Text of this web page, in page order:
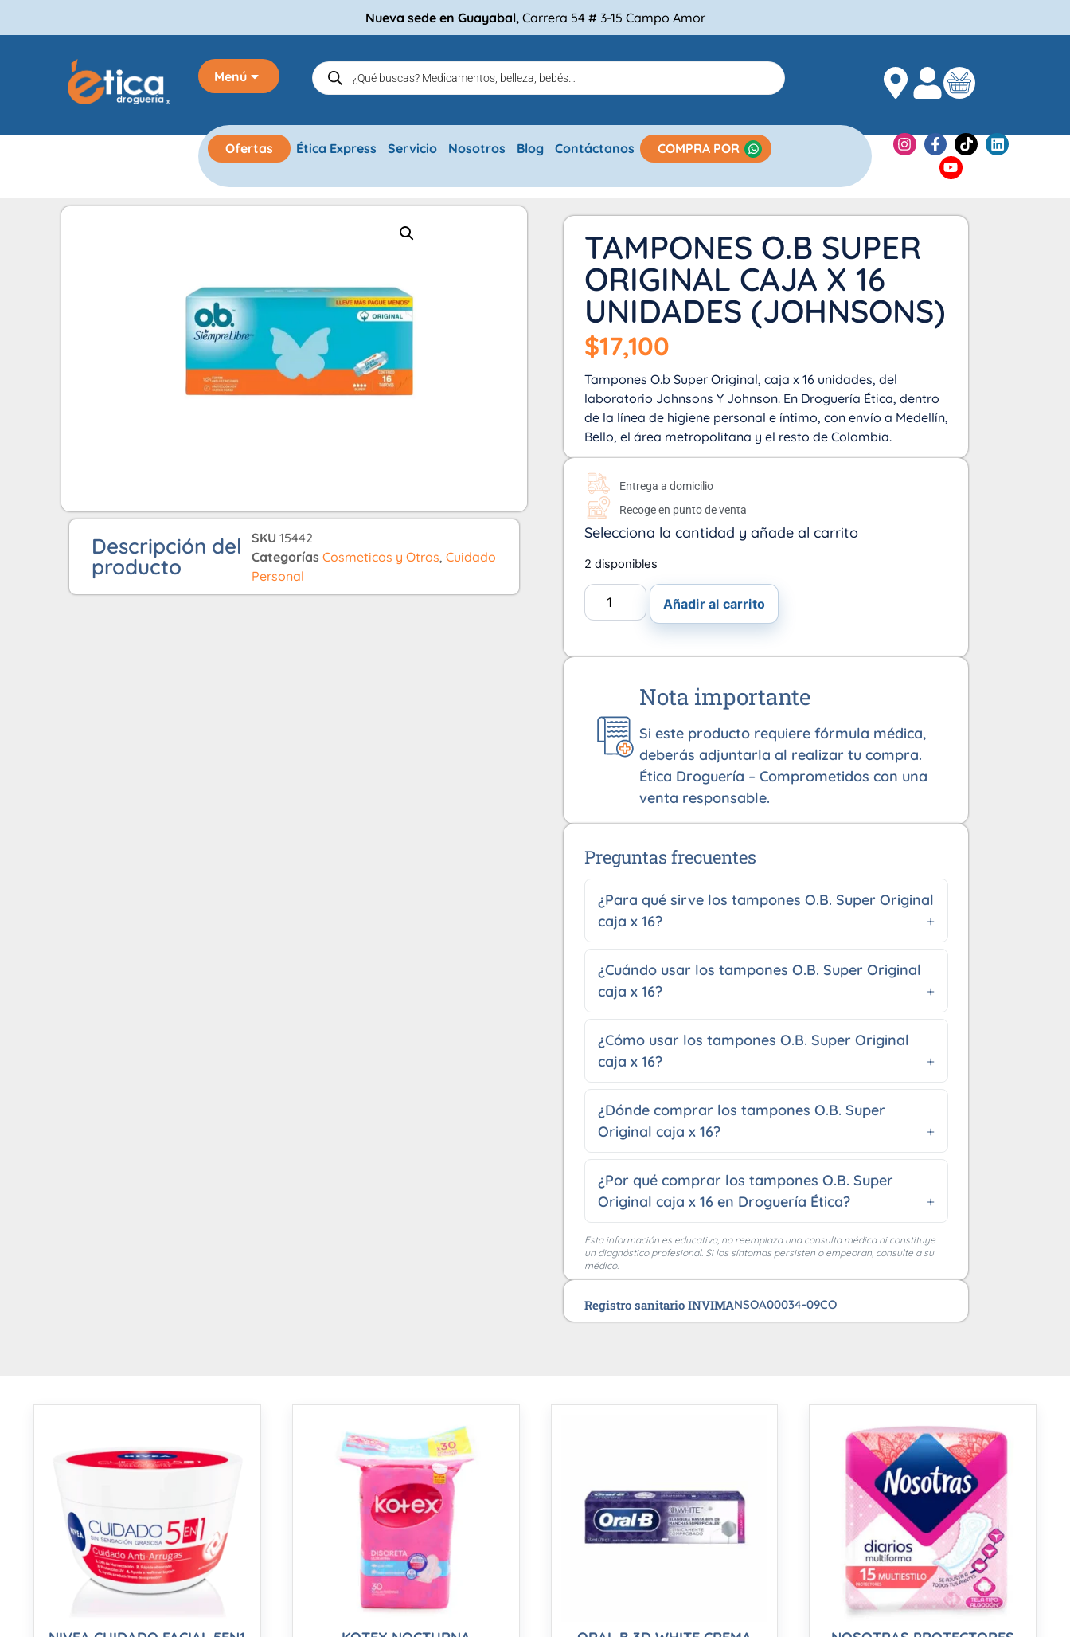
Nueva sede en Guayabal, Carrera 54 # 3-15 Campo Amor
Menú
Ofertas Ética Express Servicio Nosotros Blog Contáctanos COMPRA POR
Descripción del
producto
SKU15442
Categorías Cosmeticos y Otros,Cuidado
Personal
TAMPONES O.B SUPER
ORIGINAL CAJA X 16
UNIDADES (JOHNSONS)
$17,100
Tampones O.b Super Original, caja x 16 unidades, del
laboratorio Johnsons Y Johnson. En Droguería Ética, dentro
de la línea de higiene personal e íntimo, con envío a Medellín,
Bello, el área metropolitana y el resto de Colombia.
Entrega a domicilio
Recoge en punto de venta
Selecciona la cantidad y añade al carrito
2 disponibles
Añadir al carrito
Nota importante
Si este producto requiere fórmula médica,
deberás adjuntarla al realizar tu compra.
Ética Droguería – Comprometidos con una
venta responsable.
Preguntas frecuentes
¿Para qué sirve los tampones O.B. Super Original
caja x 16?
¿Cuándo usar los tampones O.B. Super Original
caja x 16?
¿Cómo usar los tampones O.B. Super Original
caja x 16?
¿Dónde comprar los tampones O.B. Super
Original caja x 16?
¿Por qué comprar los tampones O.B. Super
Original caja x 16 en Droguería Ética?
Esta información es educativa, no reemplaza una consulta médica ni constituye
un diagnóstico profesional. Si los síntomas persisten o empeoran, consulte a su
médico.
Registro sanitario INVIMANSOA00034-09CO